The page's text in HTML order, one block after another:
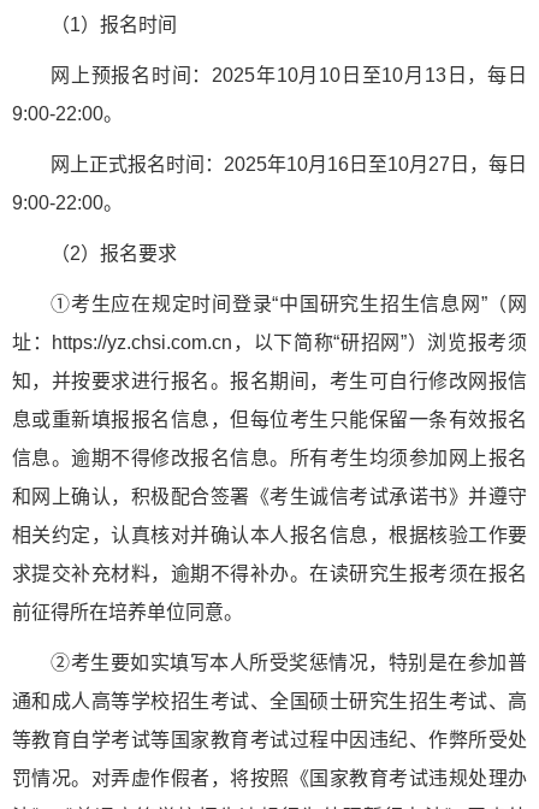
（1）报名时间
网上预报名时间：2025年10月10日至10月13日，每日
9:00-22:00。
网上正式报名时间：2025年10月16日至10月27日，每日
9:00-22:00。
（2）报名要求
①考生应在规定时间登录“中国研究生招生信息网”（网
址：https://yz.chsi.com.cn，以下简称“研招网”）浏览报考须
知，并按要求进行报名。报名期间，考生可自行修改网报信
息或重新填报报名信息，但每位考生只能保留一条有效报名
信息。逾期不得修改报名信息。所有考生均须参加网上报名
和网上确认，积极配合签署《考生诚信考试承诺书》并遵守
相关约定，认真核对并确认本人报名信息，根据核验工作要
求提交补充材料，逾期不得补办。在读研究生报考须在报名
前征得所在培养单位同意。
②考生要如实填写本人所受奖惩情况，特别是在参加普
通和成人高等学校招生考试、全国硕士研究生招生考试、高
等教育自学考试等国家教育考试过程中因违纪、作弊所受处
罚情况。对弄虚作假者，将按照《国家教育考试违规处理办